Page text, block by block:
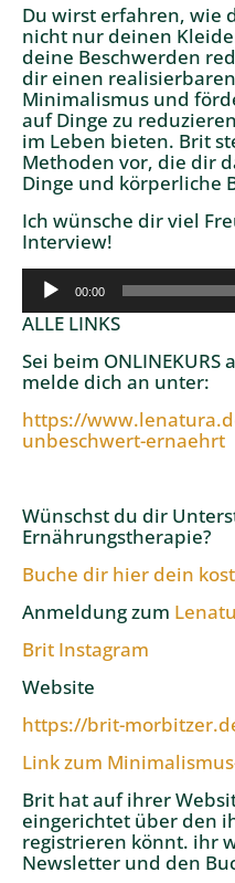
Du wirst erfahren, wie
nicht nur deinen
deine Beschwerden
dir einen
Minimalismus und
auf Dinge zu
im Leben bieten. Brit
Methoden vor, die dir
Dinge und körperliche
Ich wünsche dir viel
Interview!
Audio-
Player00:00
ALLE LINKS
Sei beim
melde dich an unter:
https://
unbeschwert-ernaehrt
Wünschst du dir
Ernährungstherapie?
Buche dir hier dein
Anmeldung zum
Brit Instagram
Website
https://brit-
Link zum
Brit hat auf ihrer
eingerichtet über den
registrieren könnt. ihr
Newsletter und den